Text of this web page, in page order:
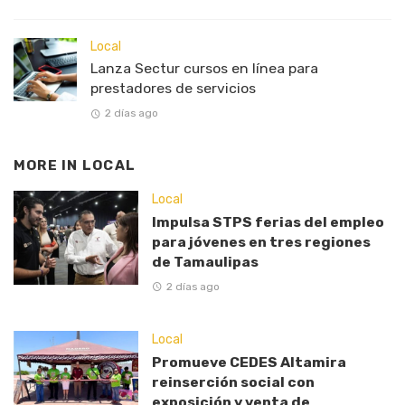
Local
Lanza Sectur cursos en línea para
prestadores de servicios
2 días ago
MORE IN LOCAL
Local
Impulsa STPS ferias del empleo
para jóvenes en tres regiones
de Tamaulipas
2 días ago
Local
Promueve CEDES Altamira
reinserción social con
exposición y venta de